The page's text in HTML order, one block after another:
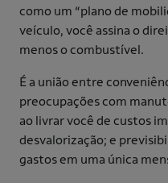
como um “plano de
veículo, você assina o
menos o combustível.
É a união entre
preocupações com
ao livrar você de custos
desvalorização; e
gastos em uma única